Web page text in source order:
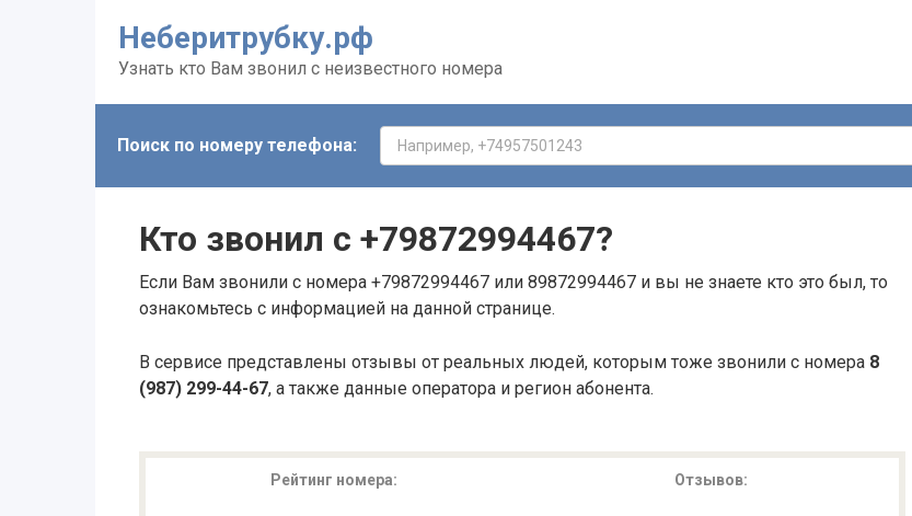
Неберитрубку.рф
Узнать кто Вам звонил с неизвестного номера
Поиск по номеру телефона:
Кто звонил с +79872994467?
Если Вам звонили с номера +79872994467 или 89872994467 и вы не знаете кто это был, то
ознакомьтесь с информацией на данной странице.
В сервисе представлены отзывы от реальных людей, которым тоже звонили с номера 8
(987) 299-44-67, а также данные оператора и регион абонента.
Рейтинг номера: Отзывов: